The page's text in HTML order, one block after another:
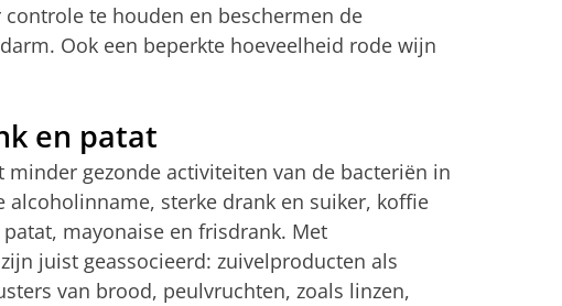
te houden en beschermen de
Ook een beperkte hoeveelheid rode wijn
en patat
gezonde activiteiten van de bacteriën in
sterke drank en suiker, koffie
mayonaise en frisdrank. Met
juist geassocieerd: zuivelproducten als
van brood, peulvruchten, zoals linzen,